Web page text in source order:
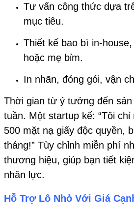
Tư vấn công thức dựa
mục tiêu.
Thiết kế bao bì in-
hoặc mẹ bỉm.
In nhãn, đóng gói, vận
Thời gian từ ý tưởng đến
tuần. Một startup kể: “Tôi
500 mặt nạ giấy độc quyền,
tháng!” Tùy chỉnh miễn phí
thương hiệu, giúp bạn tiết
nhân lực.
Hỗ Trợ Lô Nhỏ Với Giá